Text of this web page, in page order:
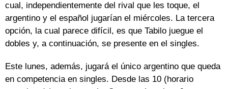
cual, independientemente del rival que les toque, el
argentino y el español jugarían el miércoles. La tercera
opción, la cual parece difícil, es que Tabilo juegue el
dobles y, a continuación, se presente en el singles.
Este lunes, además, jugará el único argentino que queda
en competencia en singles. Desde las 10 (horario